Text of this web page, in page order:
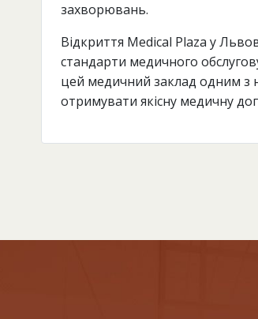
захворювань.
Відкриття Medical Plaza у
стандарти медичного
цей медичний заклад одним з
отримувати якісну медичну